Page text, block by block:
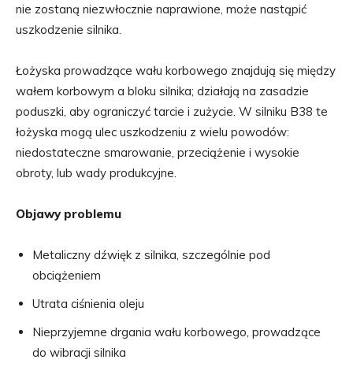
nie zostaną niezwłocznie naprawione, może nastąpić
uszkodzenie silnika.
Łożyska prowadzące wału korbowego znajdują się między
wałem korbowym a bloku silnika; działają na zasadzie
poduszki, aby ograniczyć tarcie i zużycie. W silniku B38 te
łożyska mogą ulec uszkodzeniu z wielu powodów:
niedostateczne smarowanie, przeciążenie i wysokie
obroty, lub wady produkcyjne.
Objawy problemu
Metaliczny dźwięk z silnika, szczególnie pod
obciążeniem
Utrata ciśnienia oleju
Nieprzyjemne drgania wału korbowego, prowadzące
do wibracji silnika